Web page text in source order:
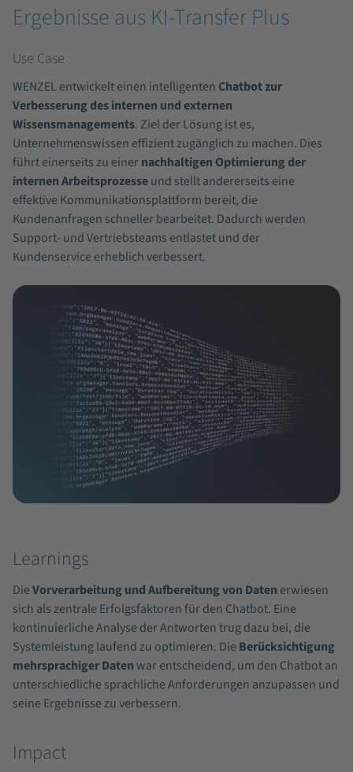
Ergebnisse aus KI-Transfer Plus
Use Case
WENZEL entwickelt einen intelligenten Chatbot zur
Verbesserung des internen und externen
Wissensmanagements. Ziel der Lösung ist es,
Unternehmenswissen effizient zugänglich zu machen. Dies
führt einerseits zu einernachhaltigen Optimierung der
internen Arbeitsprozesseund stellt andererseits eine
effektive Kommunikationsplattform bereit, die
Kundenanfragen schneller bearbeitet. Dadurch werden
Support- und Vertriebsteams entlastet und der
Kundenservice erheblich verbessert.
Learnings
DieVorverarbeitung und Aufbereitung von Daten erwiesen
sich als zentrale Erfolgsfaktoren für den Chatbot. Eine
kontinuierliche Analyse der Antworten trug dazu bei, die
Systemleistung laufend zu optimieren. Die Berücksichtigung
mehrsprachiger Datenwar entscheidend, um den Chatbot an
unterschiedliche sprachliche Anforderungen anzupassen und
seine Ergebnisse zu verbessern.
Impact